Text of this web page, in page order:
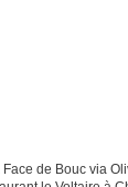
Face de Bouc via